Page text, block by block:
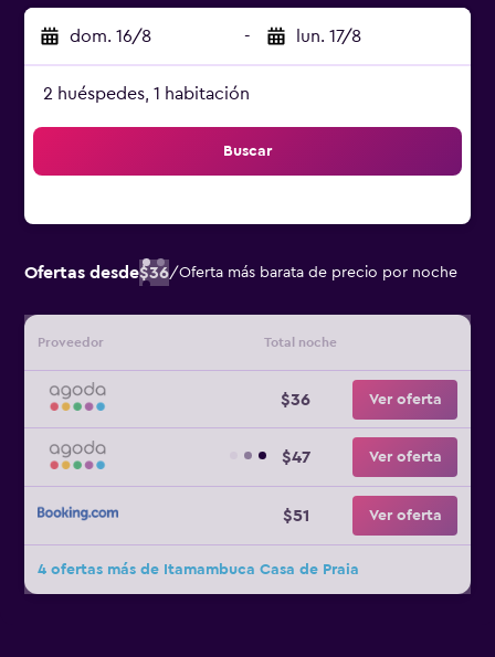
dom. 16/8 - lun. 17/8
2 huéspedes, 1 habitación
Buscar
Ofertas desde$36/Oferta más barata de precio por noche
Proveedor Total noche
$36 Ver oferta
$47 Ver oferta
$51 Ver oferta
4 ofertas más de Itamambuca Casa de Praia